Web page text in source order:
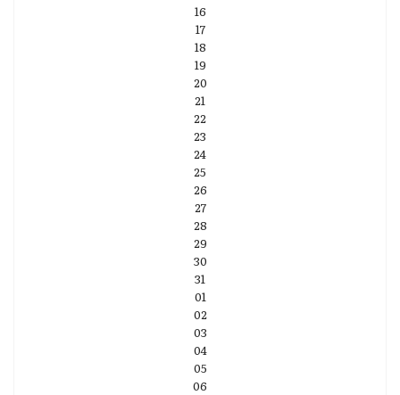
16
17
18
19
20
21
22
23
24
25
26
27
28
29
30
31
01
02
03
04
05
06